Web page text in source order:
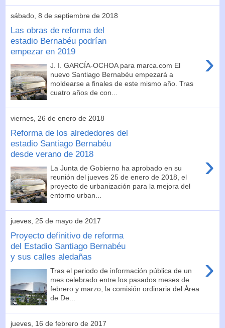
sábado, 8 de septiembre de 2018
Las obras de reforma del
estadio Bernabéu podrían
empezar en 2019
›
J. I. GARCÍA-OCHOA para marca.com El
nuevo Santiago Bernabéu empezará a
moldearse a finales de este mismo año. Tras
cuatro años de con...
viernes, 26 de enero de 2018
Reforma de los alrededores del
estadio Santiago Bernabéu
desde verano de 2018
›
La Junta de Gobierno ha aprobado en su
reunión del jueves 25 de enero de 2018, el
proyecto de urbanización para la mejora del
entorno urban...
jueves, 25 de mayo de 2017
Proyecto definitivo de reforma
del Estadio Santiago Bernabéu
y sus calles aledañas
›
Tras el periodo de información pública de un
mes celebrado entre los pasados meses de
febrero y marzo, la comisión ordinaria del Área
de De...
jueves, 16 de febrero de 2017